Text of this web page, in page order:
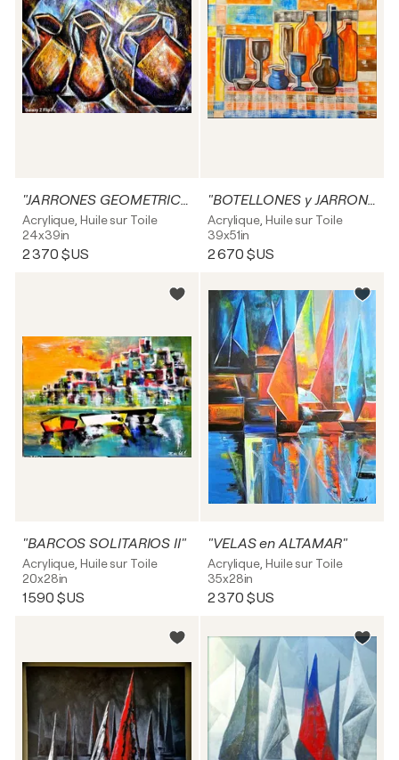
"JARRONES GEOMETRICOS"
Acrylique, Huile sur Toile
24x39in
2 370 $US
"BOTELLONES y JARRONES II"
Acrylique, Huile sur Toile
39x51in
2 670 $US
"BARCOS SOLITARIOS II"
Acrylique, Huile sur Toile
20x28in
1 590 $US
"VELAS en ALTAMAR"
Acrylique, Huile sur Toile
35x28in
2 370 $US